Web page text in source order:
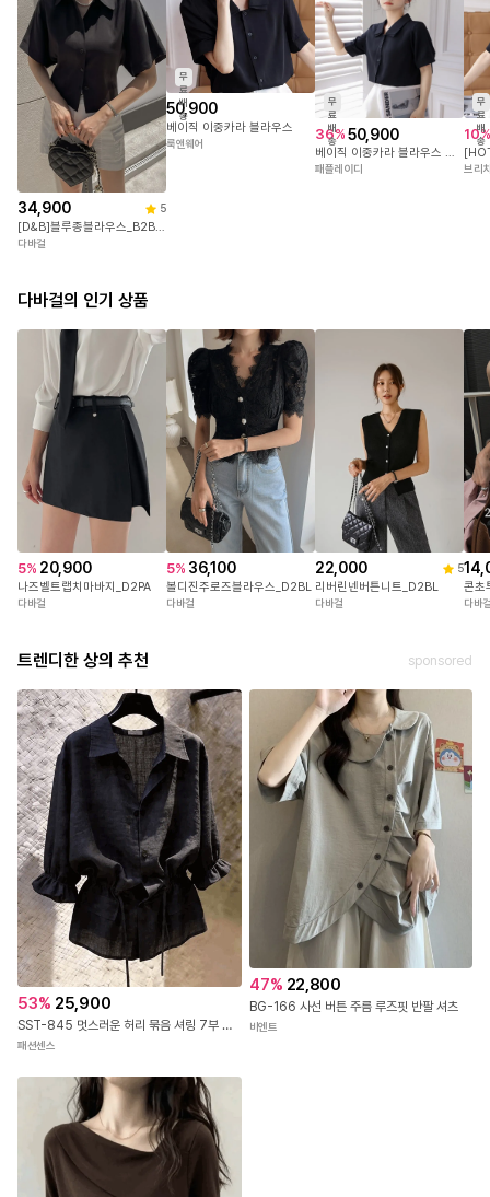
평소44반사이즈의 혜지모델이 착용시 알맞게 맞았으며
44-66사이즈분들까지 알맞게 맞으실꺼에요!
밝은 컬러는 특성상 비침이 있을 수 있으므로
스킨톤의 이너를 착용해주시길 권장드리며
이 점 참고하여 구매해주세요
정확한 컬러는 하단의 디테일컷을 참고해주세요.
34,900 5
[D&B]블루종블라우스_B2BL_G
다바걸
무
료
배
송
50,900
베이직 이중카라 블라우스
룩앤웨어
무
료
배
송
36% 50,900
베이직 이중카라 블라우스 시원한 반팔 셔츠 데일리룩 4083
패플레이디
무
료
배
송
10%
브리
다바걸의 인기 상품
5% 20,900
나즈벨트랩치마바지_D2PA
다바걸
5% 36,100
볼디진주로즈블라우스_D2BL
다바걸
22,000 5
리버린넨버튼니트_D2BL
다바걸
콘초
다바
트렌디한 상의 추천 sponsored
53% 25,900
SST-845 멋스러운 허리 묶음 셔링 7부 블라우스
패션센스
47% 22,800
BG-166 사선 버튼 주름 루즈핏 반팔 셔츠
비엔트